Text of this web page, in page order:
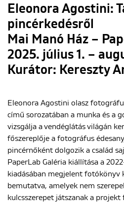
Eleonora Agostini:
pincérkedésről
Mai Manó Ház –
2025. július 1. –
Kurátor: Kereszty
Eleonora Agostini olasz
című sorozatában a munka és a
vizsgálja a vendéglátás világán
főszereplője a fotográfus
pincérnőként dolgozik a család
PaperLab Galéria kiállítása a
kiadásában megjelent fotókönyv
bemutatva, amelyek nem
kulcsszerepet játszanak a projekt